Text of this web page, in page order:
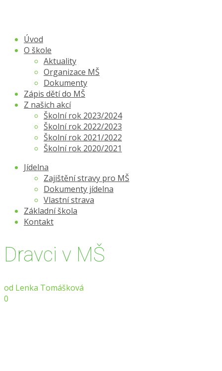
Úvod
O škole
Aktuality
Organizace MŠ
Dokumenty
Zápis dětí do MŠ
Z našich akcí
Školní rok 2023/2024
Školní rok 2022/2023
Školní rok 2021/2022
Školní rok 2020/2021
Jídelna
Zajištění stravy pro MŠ
Dokumenty jídelna
Vlastní strava
Základní škola
Kontakt
Dravci v MŠ
od Lenka Tomášková
0